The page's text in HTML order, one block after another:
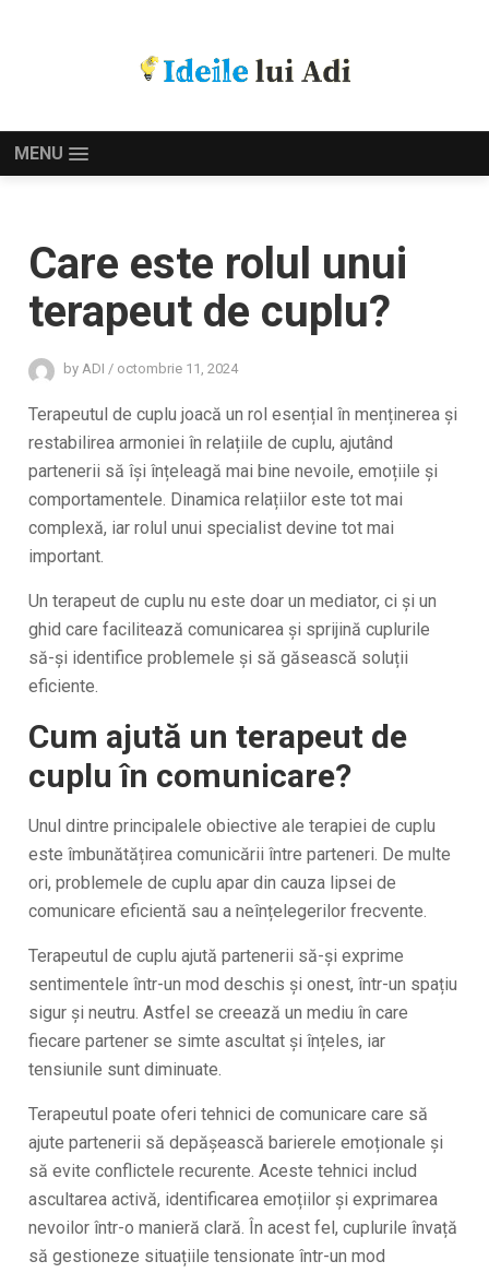
MENU
Care este rolul unui
terapeut de cuplu?
byADI / octombrie 11, 2024
Terapeutul de cuplu joacă un rol esențial în menținerea și
restabilirea armoniei în relațiile de cuplu, ajutând
partenerii să își înțeleagă mai bine nevoile, emoțiile și
comportamentele. Dinamica relațiilor este tot mai
complexă, iar rolul unui specialist devine tot mai
important.
Un terapeut de cuplu nu este doar un mediator, ci și un
ghid care facilitează comunicarea și sprijină cuplurile
să-și identifice problemele și să găsească soluții
eficiente.
Cum ajută un terapeut de
cuplu în comunicare?
Unul dintre principalele obiective ale terapiei de cuplu
este îmbunătățirea comunicării între parteneri. De multe
ori, problemele de cuplu apar din cauza lipsei de
comunicare eficientă sau a neînțelegerilor frecvente.
Terapeutul de cuplu ajută partenerii să-și exprime
sentimentele într-un mod deschis și onest, într-un spațiu
sigur și neutru. Astfel se creează un mediu în care
fiecare partener se simte ascultat și înțeles, iar
tensiunile sunt diminuate.
Terapeutul poate oferi tehnici de comunicare care să
ajute partenerii să depășească barierele emoționale și
să evite conflictele recurente. Aceste tehnici includ
ascultarea activă, identificarea emoțiilor și exprimarea
nevoilor într-o manieră clară. În acest fel, cuplurile învață
să gestioneze situațiile tensionate într-un mod